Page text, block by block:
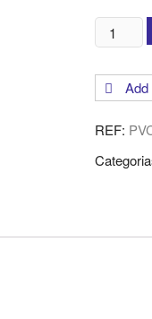
Quantidade
de
Adesiva
-
60x25mm
REF: